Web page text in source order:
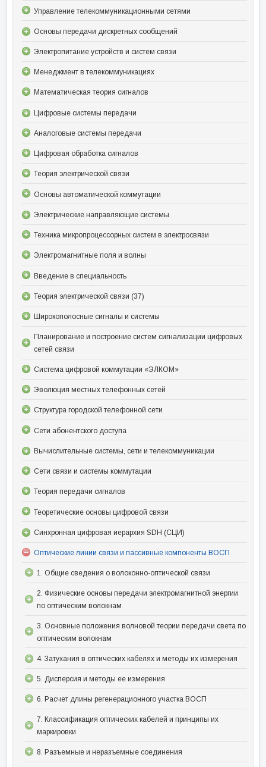
Управление телекоммуникационными сетями
Основы передачи дискретных сообщений
Электропитание устройств и систем связи
Менеджмент в телекоммуникациях
Математическая теория сигналов
Цифровые системы передачи
Аналоговые системы передачи
Цифровая обработка сигналов
Теория электрической связи
Основы автоматической коммутации
Электрические направляющие системы
Техника микропроцессорных систем в электросвязи
Электромагнитные поля и волны
Введение в специальность
Теория электрической связи (37)
Широкополосные сигналы и системы
Планирование и построение систем сигнализации цифровых
сетей связи
Система цифровой коммутации «ЭЛКОМ»
Эволюция местных телефонных сетей
Структура городской телефонной сети
Сети абонентского доступа
Вычислительные системы, сети и телекоммуникации
Сети связи и системы коммутации
Теория передачи сигналов
Теоретические основы цифровой связи
Синхронная цифровая иерархия SDH (СЦИ)
Оптические линии связи и пассивные компоненты ВОСП
1. Общие сведения о волоконно-оптической связи
2. Физические основы передачи электромагнитной энергии
по оптическим волокнам
3. Основные положения волновой теории передачи света по
оптическим волокнам
4. Затухания в оптических кабелях и методы их измерения
5. Дисперсия и методы ее измерения
6. Расчет длины регенерационного участка ВОСП
7. Классификация оптических кабелей и принципы их
маркировки
8. Разъемные и неразъемные соединения